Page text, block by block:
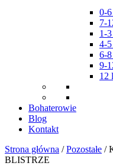
0-
7-
1-
4-
6-
9-
12
Bohaterowie
Blog
Kontakt
Strona główna /Pozostałe /
BLISTRZE